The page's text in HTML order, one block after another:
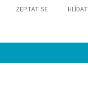
ZEPTAT SE HLÍDAT